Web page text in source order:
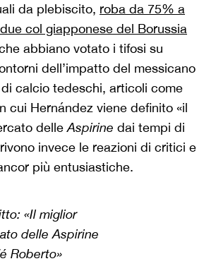
da plebiscito, roba da 75% a
col giapponese del Borussia
abbiano votato i tifosi su
dell’impatto del messicano
calcio tedeschi, articoli come
cui Hernández viene definito «il
delleAspirine dai tempi di
invece le reazioni di critici e
più entusiastiche.
«Il miglior
delleAspirine
Roberto»